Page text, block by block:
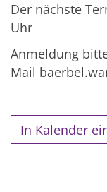
Der nächste
Uhr
Anmeldung
Mail
In Kalender